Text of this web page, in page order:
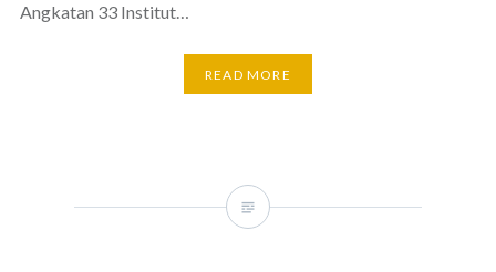
Angkatan 33 Institut…
READ MORE